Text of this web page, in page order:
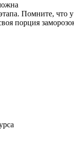
Помните, что
порция